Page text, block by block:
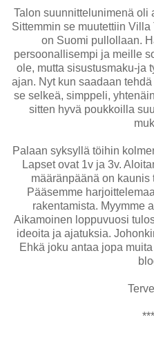
Talon suunnittelunimenä oli
Sittemmin se muutettiin
on Suomi pullollaan.
persoonallisempi ja meille
ole, mutta sisustusmaku-ja
ajan. Nyt kun saadaan
se selkeä, simppeli,
sitten hyvä poukkoilla
Palaan syksyllä töihin
Lapset ovat 1v ja 3v.
määränpäänä on kaunis
Pääsemme
rakentamista. Myymme
Aikamoinen loppuvuosi
ideoita ja ajatuksia.
Ehkä joku antaa jopa